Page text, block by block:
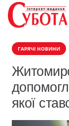
ГАРЯЧІ НОВИНИ
якої